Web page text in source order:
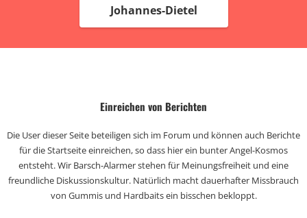
Johannes-Dietel
Einreichen von Berichten
Die User dieser Seite beteiligen sich im Forum und können auch Berichte
für die Startseite einreichen, so dass hier ein bunter Angel-Kosmos
entsteht. Wir Barsch-Alarmer stehen für Meinungsfreiheit und eine
freundliche Diskussionskultur. Natürlich macht dauerhafter Missbrauch
von Gummis und Hardbaits ein bisschen bekloppt.